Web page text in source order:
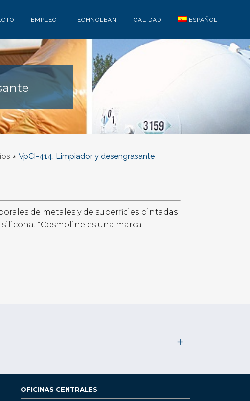
EMPLEO TECHNOLEAN CALIDAD ESPAÑOL
» VpCI-414, Limpiador y desengrasante
de metales y de superficies pintadas
silicona. *Cosmoline es una marca
OFICINAS CENTRALES